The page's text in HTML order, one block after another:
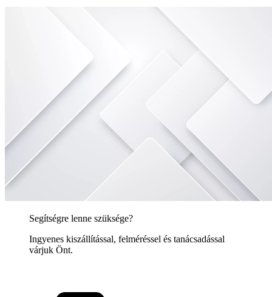
Segítségre lenne szüksége?
Ingyenes kiszállítással, felméréssel és tanácsadással
várjuk Önt.